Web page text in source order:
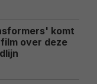
komt
over deze